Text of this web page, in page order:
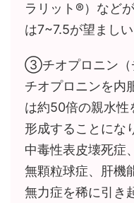
ラリット®︎）など
は7~7.5が望まし
③チオプロニン（
チオプロニンを内
は約50倍の親水性
形成することにな
中毒性表皮壊死症
無顆粒球症、肝機
無力症を稀に引き